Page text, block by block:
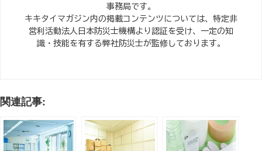
事務局です。
キキタイマガジン内の掲載コンテンツについては、特定非
営利活動法人日本防災士機構より認証を受け、一定の知
識・技能を有する弊社防災士が監修しております。
関連記事: